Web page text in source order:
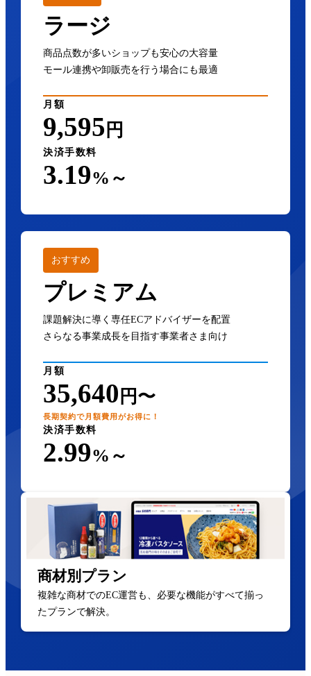
ラージ
商品点数が多いショップも安心の大容量
モール連携や卸販売を行う場合にも最適
月額
9,595 円
決済手数料
3.19%～
おすすめ
プレミアム
課題解決に導く専任ECアドバイザーを配置
さらなる事業成長を目指す事業者さま向け
月額
35,640 円〜
長期契約で月額費用がお得に！
決済手数料
2.99%～
商材別プラン
複雑な商材でのEC運営も、必要な機能がすべて揃っ
たプランで解決。